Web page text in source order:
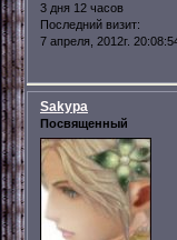
3 дня 12 часов
Последний визит:
7 апреля, 2012г.
Sakypa
Посвященный